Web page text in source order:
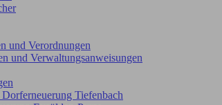
und Verordnungen
und Verwaltungsanweisungen
Tiefenbach